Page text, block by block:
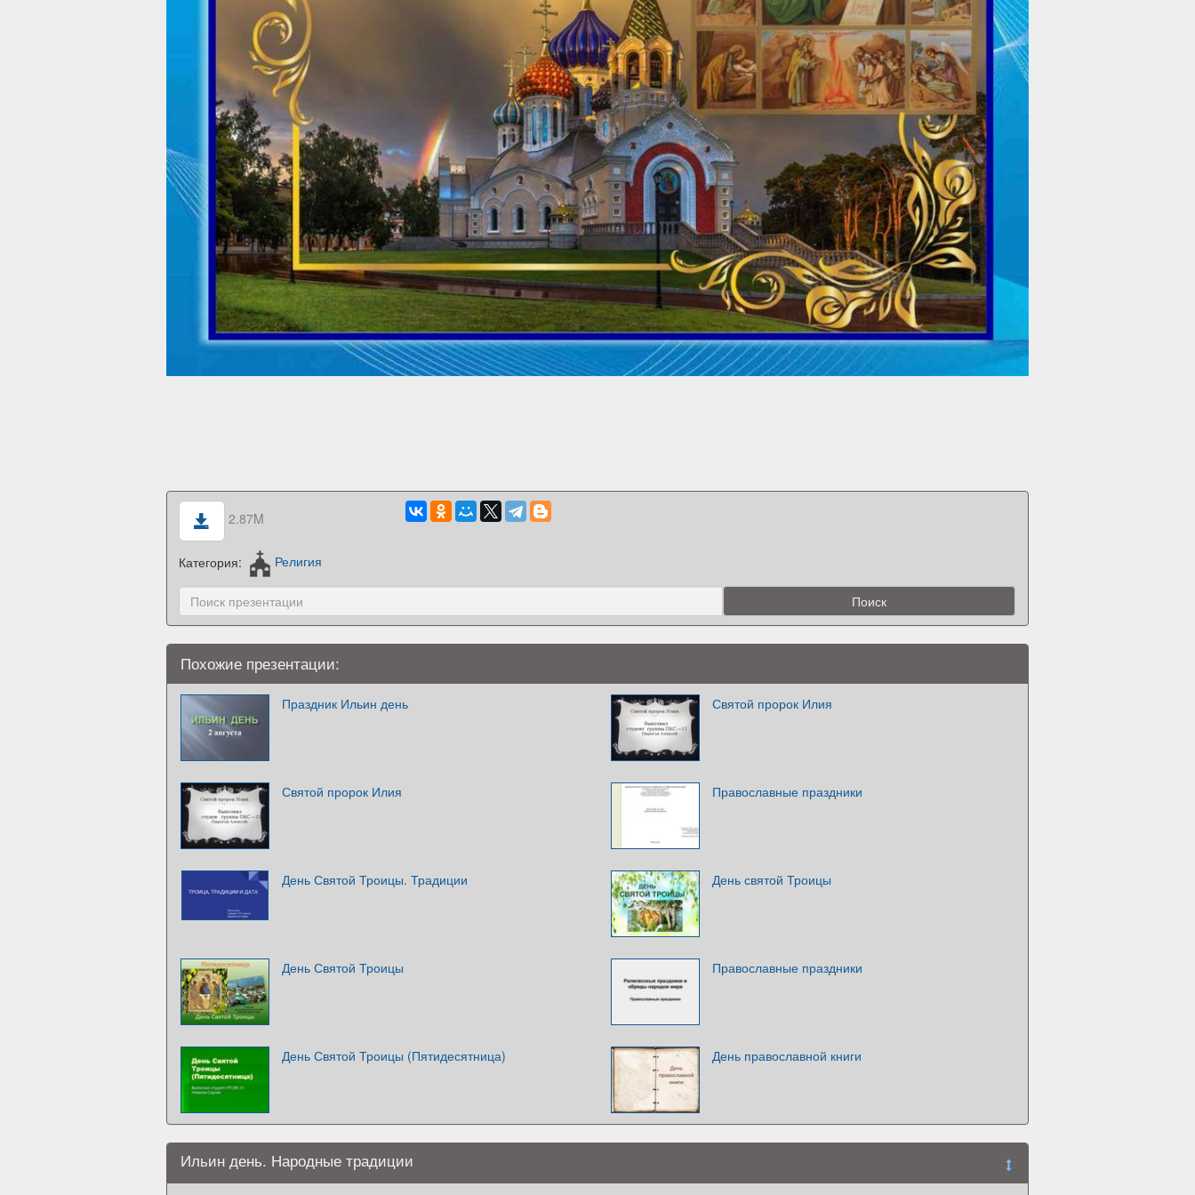
2.87M
Категория: Религия
Похожие презентации:
Праздник Ильин день Святой пророк Илия
Святой пророк Илия Православные праздники
День Святой Троицы. Традиции День святой Троицы
День Святой Троицы Православные праздники
День Святой Троицы (Пятидесятница) День православной книги
Ильин день. Народные традиции